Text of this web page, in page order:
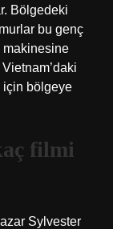
Bölgedeki
bu genç
makinesine
için bölgeye
filmi
Sylvester